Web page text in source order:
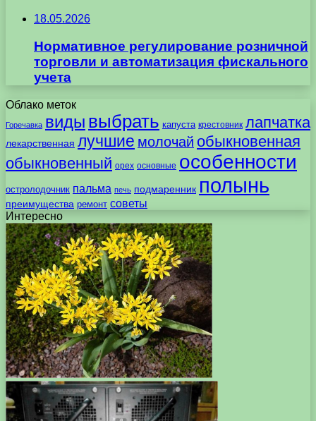
18.05.2026
Нормативное регулирование розничной
торговли и автоматизация фискального
учета
Облако меток
Горечавка виды выбрать капуста крестовник лапчатка
лекарственная лучшие молочай обыкновенная
обыкновенный орех основные особенности
остролодочник пальма печь подмаренник полынь
преимущества ремонт советы
Интересно